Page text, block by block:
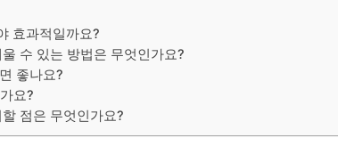
효과적일까요?
수 있는 방법은 무엇인가요?
좋나요?
요?
점은 무엇인가요?